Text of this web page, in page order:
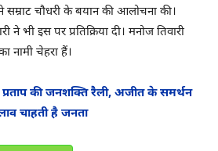
सम्राट चौधरी के बयान की आलोचना की।
ने भी इस पर प्रतिक्रिया दी। मनोज तिवारी
नामी चेहरा हैं।
की जनशक्ति रैली, अजीत के समर्थन
चाहती है जनता